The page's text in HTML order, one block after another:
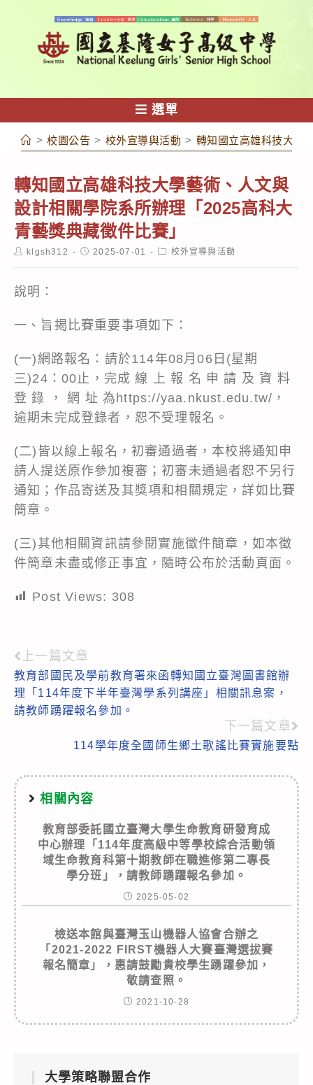
容
選單
> 校園公告 > 校外宣導與活動 > 轉知國立高雄科技大學
轉知國立高雄科技大學藝術、人文與
設計相關學院系所辦理「2025高科大
青藝獎典藏徵件比賽」
Postklgsh312
Post2025-07-01
Post校外宣導與活動
說明：
一、旨揭比賽重要事項如下：
(一)網路報名：請於114年08月06日(星期
三)24：00止，完成 線 上 報 名 申 請 及 資 料
登 錄 ， 網 址 為https://yaa.nkust.edu.tw/，
逾期未完成登錄者，恕不受理報名。
(二)皆以線上報名，初審通過者，本校將通知申
請人提送原作參加複審；初審未通過者恕不另行
通知；作品寄送及其獎項和相關規定，詳如比賽
簡章。
(三)其他相關資訊請參閱實施徵件簡章，如本徵
件簡章未盡或修正事宜，隨時公布於活動頁面。
Post Views: 308
Read
more
articles
上一篇文章
教育部國民及學前教育署來函轉知國立臺灣圖書館辦
理「114年度下半年臺灣學系列講座」相關訊息案，
請教師踴躍報名參加。
下一篇文章
114學年度全國師生鄉土歌謠比賽實施要點
相關內容
教育部委託國立臺灣大學生命教育研發育成
中心辦理「114年度高級中等學校綜合活動領
域生命教育科第十期教師在職進修第二專長
學分班」，請教師踴躍報名參加。
2025-05-02
檢送本館與臺灣玉山機器人協會合辦之
「2021-2022 FIRST機器人大賽臺灣選拔賽
報名簡章」，惠請鼓勵貴校學生踴躍參加，
敬請查照。
2021-10-28
大學策略聯盟合作